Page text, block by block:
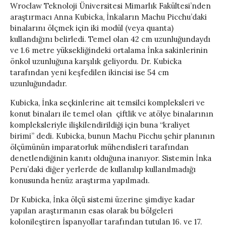
Wroclaw Teknoloji Üniversitesi Mimarlık Fakültesi’nden
araştırmacı Anna Kubicka, İnkaların Machu Picchu’daki
binalarını ölçmek için iki modül (veya quanta)
kullandığını belirledi. Temel olan 42 cm uzunluğundaydı
ve 1.6 metre yüksekliğindeki ortalama İnka sakinlerinin
önkol uzunluğuna karşılık geliyordu. Dr. Kubicka
tarafından yeni keşfedilen ikincisi ise 54 cm
uzunluğundadır.
Kubicka, İnka seçkinlerine ait temsilci kompleksleri ve
konut binaları ile temel olan çiftlik ve atölye binalarının
kompleksleriyle ilişkilendirildiği için buna “kraliyet
birimi” dedi. Kubicka, bunun Machu Picchu şehir planının
ölçümünün imparatorluk mühendisleri tarafından
denetlendiğinin kanıtı olduğuna inanıyor. Sistemin İnka
Peru’daki diğer yerlerde de kullanılıp kullanılmadığı
konusunda henüz araştırma yapılmadı.
Dr Kubicka, İnka ölçü sistemi üzerine şimdiye kadar
yapılan araştırmanın esas olarak bu bölgeleri
kolonileştiren İspanyollar tarafından tutulan 16. ve 17.